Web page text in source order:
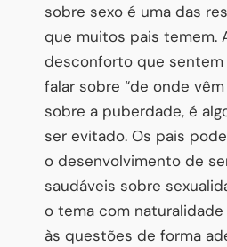
sobre sexo é uma das
que muitos pais temem.
desconforto que
falar sobre “de onde
sobre a puberdade, é
ser evitado. Os pais
o desenvolvimento de
saudáveis sobre
o tema com
às questões de forma